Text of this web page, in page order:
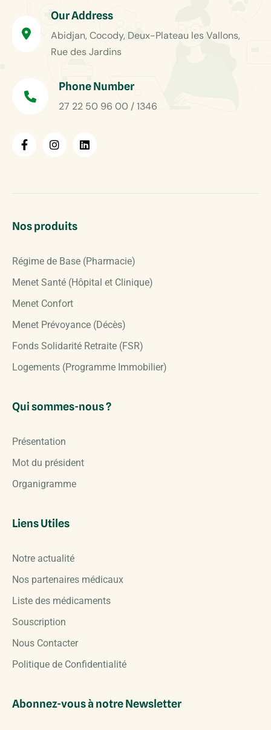
Our Address
Abidjan, Cocody, Deux-Plateau les Vallons,
Rue des Jardins
Phone Number
27 22 50 96 00 / 1346
Nos produits
Régime de Base (Pharmacie)
Menet Santé (Hôpital et Clinique)
Menet Confort
Menet Prévoyance (Décès)
Fonds Solidarité Retraite (FSR)
Logements (Programme Immobilier)
Qui sommes-nous ?
Présentation
Mot du président
Organigramme
Liens Utiles
Notre actualité
Nos partenaires médicaux
Liste des médicaments
Souscription
Nous Contacter
Politique de Confidentialité
Abonnez-vous à notre Newsletter